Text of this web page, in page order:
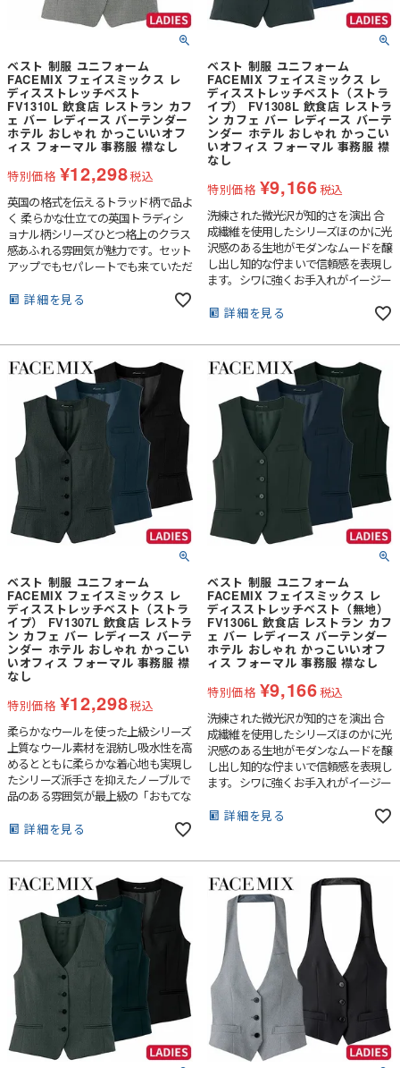
ベスト 制服 ユニフォーム
FACEMIX フェイスミックス レ
ディスストレッチベスト
FV1310L 飲食店 レストラン カフ
ェ バー レディース バーテンダー
ホテル おしゃれ かっこいいオフ
ィス フォーマル 事務服 襟なし
特別価格 ¥12,298税込
英国の格式を伝えるトラッド柄で品よ
く 柔らかな仕立ての英国トラディシ
ョナル柄シリーズひとつ格上のクラス
感あふれる雰囲気が魅力です。セット
アップでもセパレートでも来ていただ
詳細を見る
ベスト 制服 ユニフォーム
FACEMIX フェイスミックス レ
ディスストレッチベスト（ストラ
イプ） FV1308L 飲食店 レストラ
ン カフェ バー レディース バーテ
ンダー ホテル おしゃれ かっこい
いオフィス フォーマル 事務服 襟
なし
特別価格 ¥9,166税込
洗練された微光沢が知的さを演出 合
成繊維を使用したシリーズほのかに光
沢感のある生地がモダンなムードを醸
し出し知的な佇まいで信頼感を表現し
ます。シワに強くお手入れがイージー
詳細を見る
ベスト 制服 ユニフォーム
FACEMIX フェイスミックス レ
ディスストレッチベスト（ストラ
イプ） FV1307L 飲食店 レストラ
ン カフェ バー レディース バーテ
ンダー ホテル おしゃれ かっこい
いオフィス フォーマル 事務服 襟
なし
特別価格 ¥12,298税込
柔らかなウールを使った上級シリーズ
上質なウール素材を混紡し吸水性を高
めるとともに柔らかな着心地も実現し
たシリーズ派手さを抑えたノーブルで
品のある雰囲気が最上級の「おもてな
詳細を見る
ベスト 制服 ユニフォーム
FACEMIX フェイスミックス レ
ディスストレッチベスト（無地）
FV1306L 飲食店 レストラン カフ
ェ バー レディース バーテンダー
ホテル おしゃれ かっこいいオフ
ィス フォーマル 事務服 襟なし
特別価格 ¥9,166税込
洗練された微光沢が知的さを演出 合
成繊維を使用したシリーズほのかに光
沢感のある生地がモダンなムードを醸
し出し知的な佇まいで信頼感を表現し
ます。シワに強くお手入れがイージー
詳細を見る